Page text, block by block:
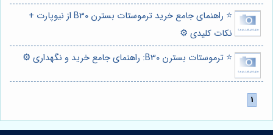
⭐️ راهنمای جامع خرید ترموستات بسترن B30 از نیوپارت +
نکات کلیدی ⚙️
⭐️ ترموستات بسترن B30: راهنمای جامع خرید و نگهداری ⚙️